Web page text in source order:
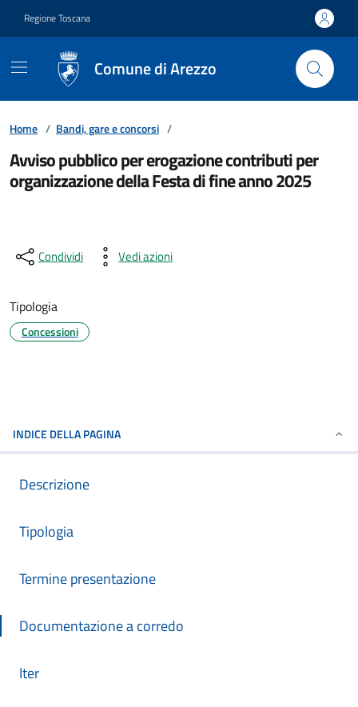
Regione Toscana
Comune di Arezzo
Home / Bandi, gare e concorsi /
Avviso pubblico per erogazione contributi per
organizzazione della Festa di fine anno 2025
Condividi Vedi azioni
Tipologia
Concessioni
INDICE DELLA PAGINA
Descrizione
Tipologia
Termine presentazione
Documentazione a corredo
Iter